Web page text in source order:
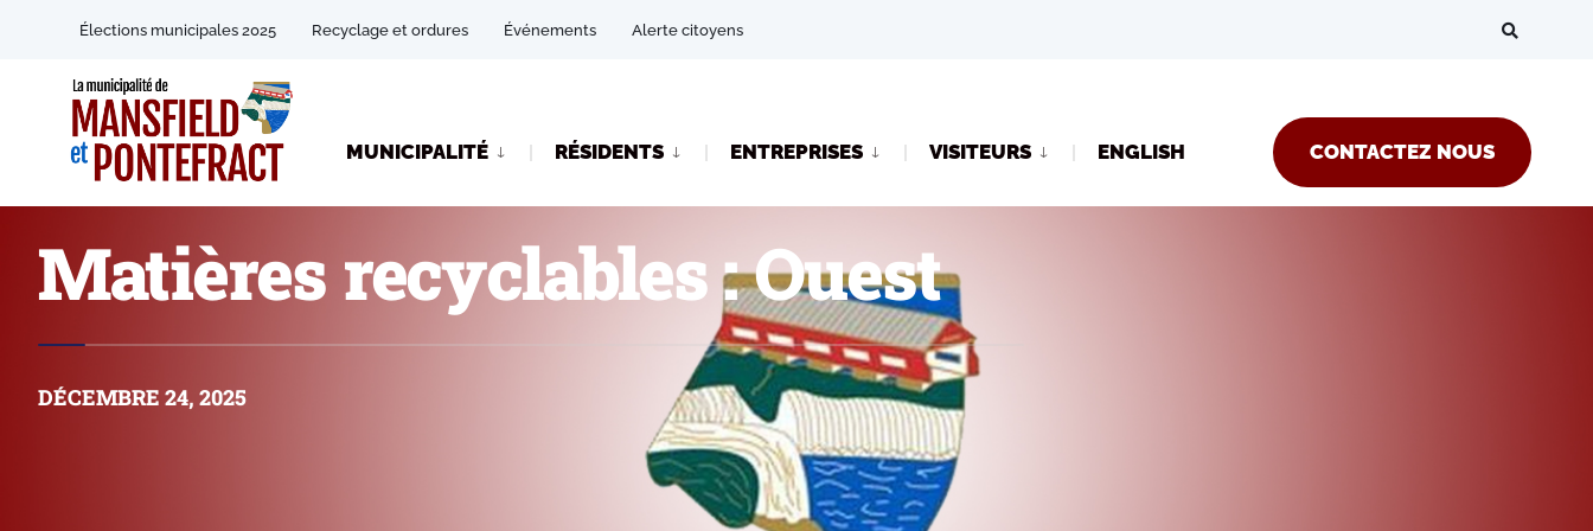
Élections municipales 2025 Recyclage et ordures Événements Alerte citoyens
MUNICIPALITÉ RÉSIDENTS ENTREPRISES VISITEURS CONTACTEZ NOUS
ENGLISH
Matières recyclables : Ouest
DÉCEMBRE 24, 2025